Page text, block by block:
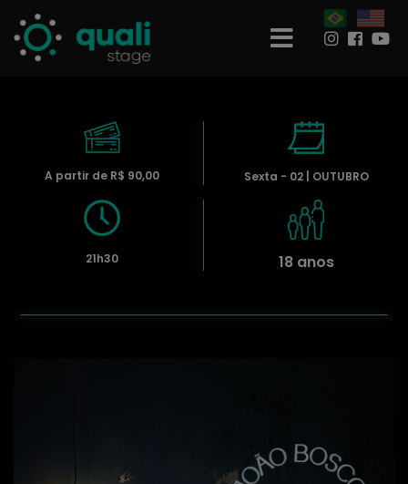
A partir de R$ 90,00 Sexta - 02 | OUTUBRO
21h30 18 anos